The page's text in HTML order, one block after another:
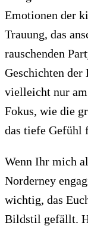
Emotionen der
Trauung, das
rauschenden
Geschichten der
vielleicht nur am
Fokus, wie die
das tiefe Gefühl
Wenn Ihr mich
Norderney
wichtig, das
Bildstil gefällt.